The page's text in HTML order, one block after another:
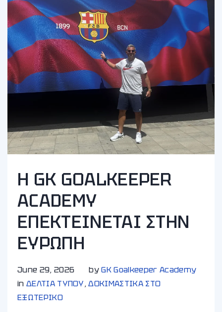
Η GK GOALKEEPER
ACADEMY
ΕΠΕΚΤΕΙΝΕΤΑΙ ΣΤΗΝ
ΕΥΡΩΠΗ
June 29, 2026 byGK Goalkeeper Academy
in ΔΕΛΤΙΑ ΤΥΠΟΥ,ΔΟΚΙΜΑΣΤΙΚΑ ΣΤΟ
ΕΞΩΤΕΡΙΚΟ